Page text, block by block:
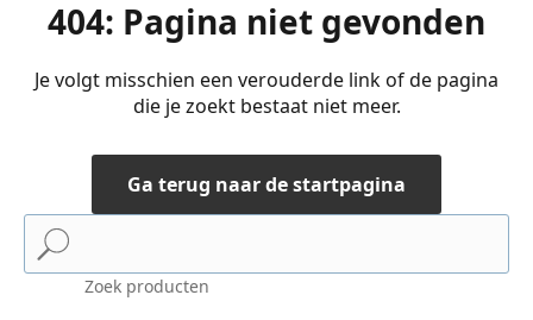
404: Pagina niet gevonden
Je volgt misschien een verouderde link of de pagina
die je zoekt bestaat niet meer.
Ga terug naar de startpagina
Zoek producten